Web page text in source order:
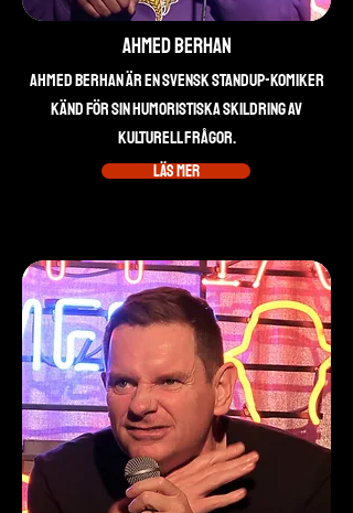
Ahmed Berhan
Ahmed Berhan är en svensk standup-komiker
känd för sin humoristiska skildring av
kulturell frågor.
Läs mer